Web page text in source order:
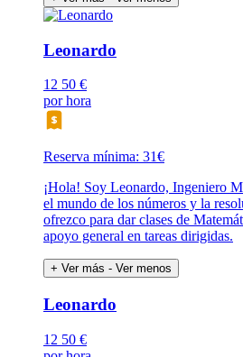
Leonardo
12 50 €
por hora
Reserva mínima: 31€
¡Hola! Soy Leonardo, Ingeniero
el mundo de los números y la
ofrezco para dar clases de
apoyo general en tareas dirigidas.
+ Ver más - Ver menos
Leonardo
12 50 €